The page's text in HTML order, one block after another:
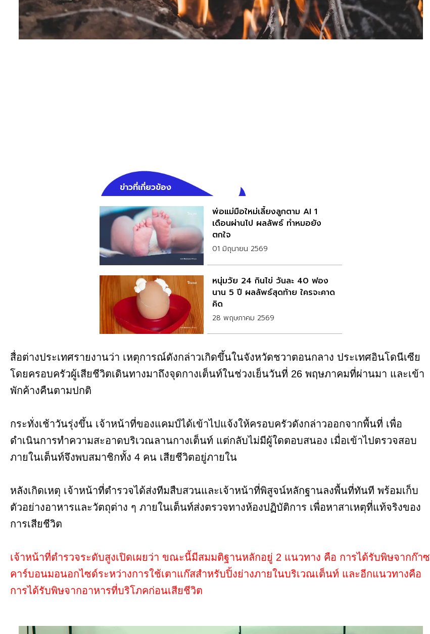
ข่าวที่เกี่ยวข้อง
พ่อแม่มือใหม่เลี้ยงลูกตาม AI 1
เดือนผ่านไป ผลลัพธ์ ทำหมอยัง
ตกใจ
01 มิถุนายน 2569
หนุ่มวัย 24 กินไข่ วันละ 40 ฟอง
นาน 5 ปี ผลลัพธ์สุดท้าย ใครจะคาด
คิด
28 พฤษภาคม 2569
สื่อต่างประเทศรายงานว่า เหตุการณ์ดังกล่าวเกิดขึ้นในจังหวัดชวาตอนกลาง ประเทศอินโดนีเซีย
โดยครอบครัวผู้เสียชีวิตเดินทางมาถึงจุดกางเต็นท์ในช่วงเย็นวันที่ 26 พฤษภาคมที่ผ่านมา และเข้า
พักค้างคืนตามปกติ
กระทั่งเช้าวันรุ่งขึ้น เจ้าหน้าที่ของแคมป์ได้เข้าไปแจ้งให้ครอบครัวดังกล่าวออกจากพื้นที่ เพื่อ
ดำเนินการทำความสะอาดบริเวณลานกางเต็นท์ แต่กลับไม่มีผู้ใดตอบสนอง เมื่อเข้าไปตรวจสอบ
ภายในเต็นท์จึงพบสมาชิกทั้ง 4 คน เสียชีวิตอยู่ภายใน
หลังเกิดเหตุ เจ้าหน้าที่ตำรวจได้ส่งทีมสืบสวนและเจ้าหน้าที่พิสูจน์หลักฐานลงพื้นที่ทันที พร้อมเก็บ
ตัวอย่างอาหารและวัตถุต่าง ๆ ภายในเต็นท์ส่งตรวจทางห้องปฏิบัติการ เพื่อหาสาเหตุที่แท้จริงของ
การเสียชีวิต
เจ้าหน้าที่ตำรวจระดับสูงเปิดเผยว่า ขณะนี้มีสมมติฐานหลักอยู่ 2 แนวทาง คือ การได้รับพิษจากก๊าซ
คาร์บอนมอนอกไซด์ระหว่างการใช้เตาแก๊สสำหรับปิ้งย่างภายในบริเวณเต็นท์ และอีกแนวทางคือ
การได้รับพิษจากอาหารที่บริโภคก่อนเสียชีวิต